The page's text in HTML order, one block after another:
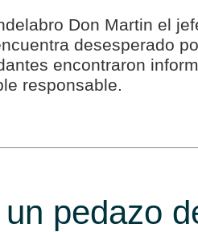
Don Martin el
desesperado
encontraron
responsable.
pedazo